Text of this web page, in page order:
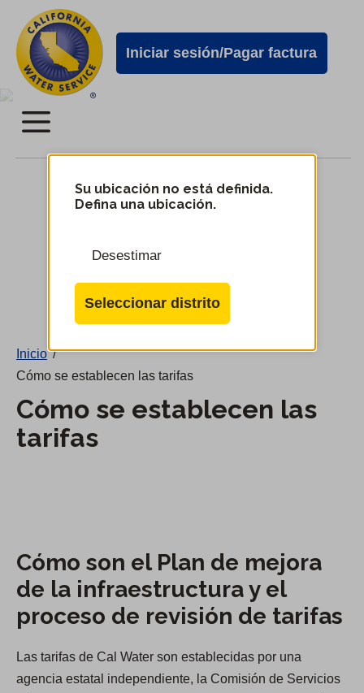
directamente
contenido
principal
Alertas
de
Cal
Water
Iniciar sesión/Pagar factura
Menú
Menú
servicio
Water
2024 Plan de mejora de la
infraestructura
Su ubicación no está definida.
Defina una ubicación.
Desestimar
Seleccionar distrito
Inicio /
Cómo se establecen las tarifas
Cómo se establecen las
tarifas
Cómo son el Plan de mejora
de la infraestructura y el
proceso de revisión de tarifas
Las tarifas de Cal Water son establecidas por una
agencia estatal independiente, la Comisión de Servicios